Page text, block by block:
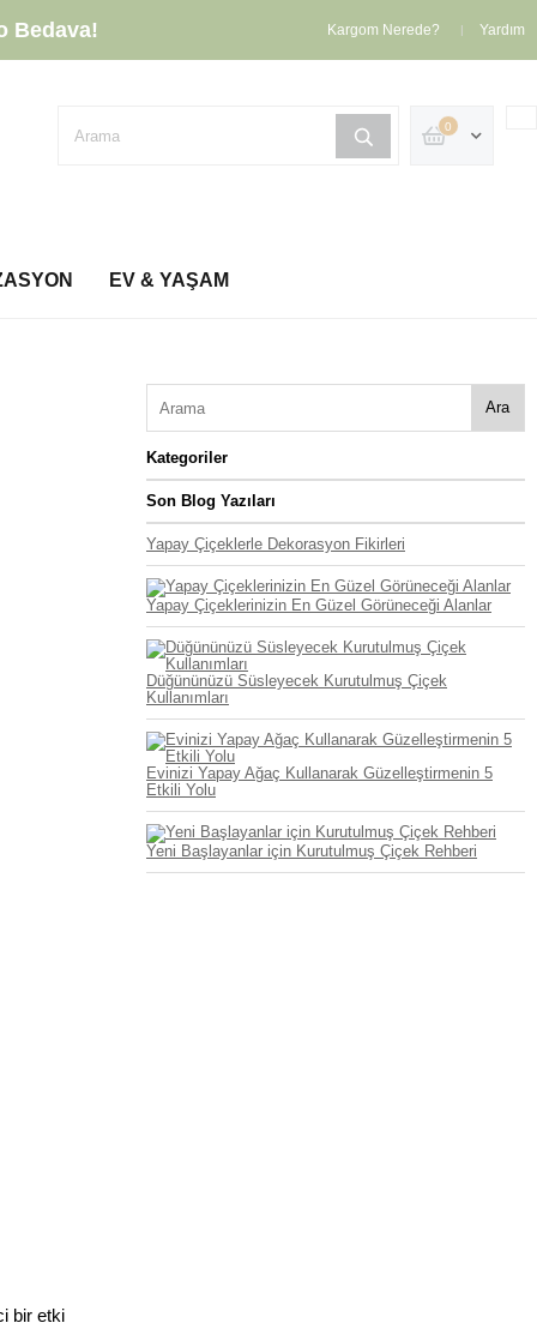
Bedava! Yardım
Kargom Nerede?
0
EV & YAŞAM
bir etki
Ara
Kategoriler
Son Blog Yazıları
Yapay Çiçeklerle Dekorasyon Fikirleri
Yapay Çiçeklerinizin En Güzel Görüneceği Alanlar
Düğününüzü Süsleyecek Kurutulmuş Çiçek
Kullanımları
Evinizi Yapay Ağaç Kullanarak Güzelleştirmenin 5
Etkili Yolu
Yeni Başlayanlar için Kurutulmuş Çiçek Rehberi